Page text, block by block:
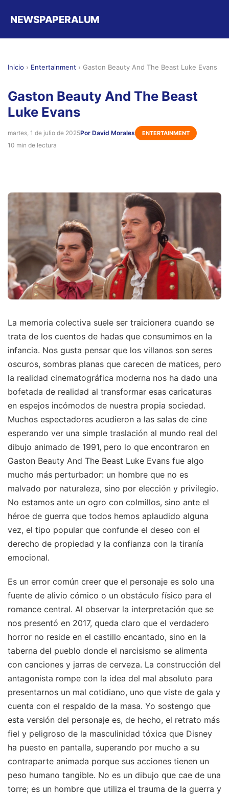
NEWSPAPERALUM
Inicio › Entertainment › Gaston Beauty And The Beast Luke Evans
Gaston Beauty And The Beast
Luke Evans
martes, 1 de julio de 2025Por David Morales ENTERTAINMENT
10 min de lectura
La memoria colectiva suele ser traicionera cuando se
trata de los cuentos de hadas que consumimos en la
infancia. Nos gusta pensar que los villanos son seres
oscuros, sombras planas que carecen de matices, pero
la realidad cinematográfica moderna nos ha dado una
bofetada de realidad al transformar esas caricaturas
en espejos incómodos de nuestra propia sociedad.
Muchos espectadores acudieron a las salas de cine
esperando ver una simple traslación al mundo real del
dibujo animado de 1991, pero lo que encontraron en
Gaston Beauty And The Beast Luke Evans fue algo
mucho más perturbador: un hombre que no es
malvado por naturaleza, sino por elección y privilegio.
No estamos ante un ogro con colmillos, sino ante el
héroe de guerra que todos hemos aplaudido alguna
vez, el tipo popular que confunde el deseo con el
derecho de propiedad y la confianza con la tiranía
emocional.
Es un error común creer que el personaje es solo una
fuente de alivio cómico o un obstáculo físico para el
romance central. Al observar la interpretación que se
nos presentó en 2017, queda claro que el verdadero
horror no reside en el castillo encantado, sino en la
taberna del pueblo donde el narcisismo se alimenta
con canciones y jarras de cerveza. La construcción del
antagonista rompe con la idea del mal absoluto para
presentarnos un mal cotidiano, uno que viste de gala y
cuenta con el respaldo de la masa. Yo sostengo que
esta versión del personaje es, de hecho, el retrato más
fiel y peligroso de la masculinidad tóxica que Disney
ha puesto en pantalla, superando por mucho a su
contraparte animada porque sus acciones tienen un
peso humano tangible. No es un dibujo que cae de una
torre; es un hombre que utiliza el trauma de la guerra y